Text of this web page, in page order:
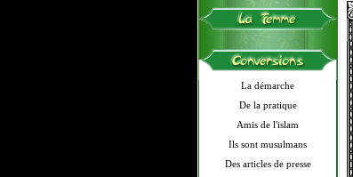
La démarche
De la pratique
Amis de l'islam
Ils sont musulmans
Des articles de presse